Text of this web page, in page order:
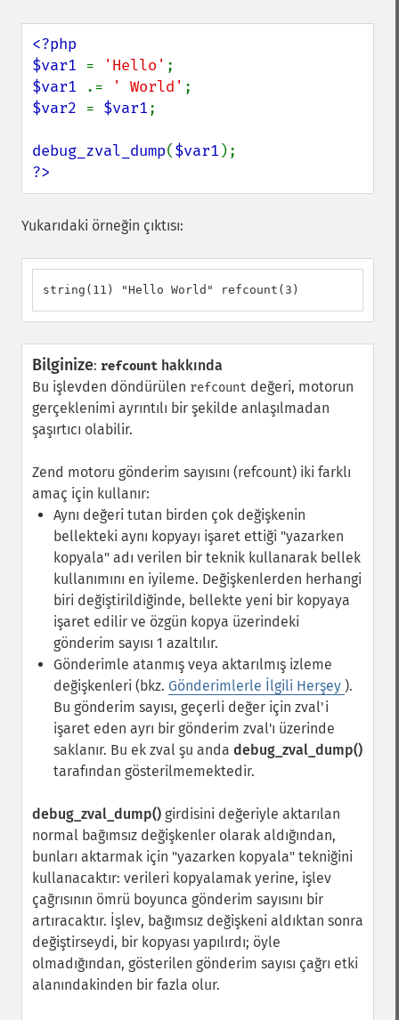
<?php
$var1 = 'Hello'
$var1
.= ' World'
$var2 = $var1;
debug_zval_dump($var1
?>
Yukarıdaki örneğin çıktısı:
string(11) "Hello World" refcount(3)
Bilginize: refcount hakkında
Bu işlevden döndürülen refcount değeri, motorun
gerçeklenimi ayrıntılı bir şekilde anlaşılmadan
şaşırtıcı olabilir.
Zend motoru gönderim sayısını (refcount) iki farklı
amaç için kullanır:
Aynı değeri tutan birden çok değişkenin
bellekteki aynı kopyayı işaret ettiği "yazarken
kopyala" adı verilen bir teknik kullanarak bellek
kullanımını en iyileme. Değişkenlerden herhangi
biri değiştirildiğinde, bellekte yeni bir kopyaya
işaret edilir ve özgün kopya üzerindeki
gönderim sayısı 1 azaltılır.
Gönderimle atanmış veya aktarılmış izleme
değişkenleri (bkz. Gönderimlerle İlgili Herşey ).
Bu gönderim sayısı, geçerli değer için zval'i
işaret eden ayrı bir gönderim zval'ı üzerinde
saklanır. Bu ek zval şu anda debug_zval_dump()
tarafından gösterilmemektedir.
debug_zval_dump() girdisini değeriyle aktarılan
normal bağımsız değişkenler olarak aldığından,
bunları aktarmak için "yazarken kopyala" tekniğini
kullanacaktır: verileri kopyalamak yerine, işlev
çağrısının ömrü boyunca gönderim sayısını bir
artıracaktır. İşlev, bağımsız değişkeni aldıktan sonra
değiştirseydi, bir kopyası yapılırdı; öyle
olmadığından, gösterilen gönderim sayısı çağrı etki
alanındakinden bir fazla olur.